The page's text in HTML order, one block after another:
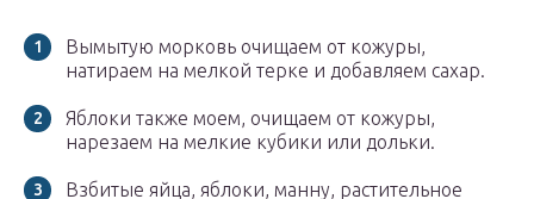
Вымытую морковь очищаем от кожуры,
натираем на мелкой терке и добавляем сахар.
Яблоки также моем, очищаем от кожуры,
нарезаем на мелкие кубики или дольки.
Взбитые яйца, яблоки, манну, растительное